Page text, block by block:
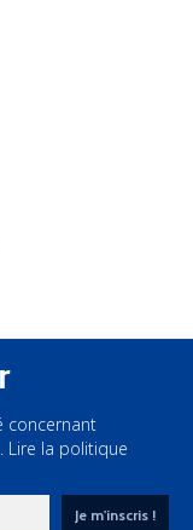
concernant
Lire la politique